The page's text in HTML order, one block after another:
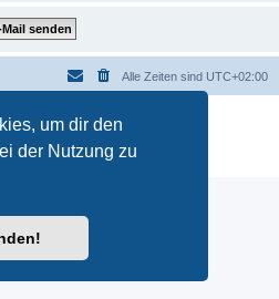
um dir den
der Nutzung zu
Alle Zeiten sind UTC+02:00
Forum Software © phpBB Limited
durch
|Nutzungsbedingungen